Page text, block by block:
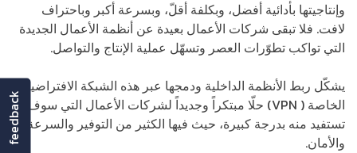
وإنتاجيتها بأدائية أفضل، وبكلفة أقلّ، وبسرعة أكبر وباحتراف
لافت. فلا تبقى شركات الأعمال بعيدة عن أنظمة الأعمال الجديدة
التي تواكب تطوّرات العصر وتسهّل عملية الإنتاج والتواصل.
يشكّل ربط الأنظمة الداخلية ودمجها عبر هذه الشبكة الافتراضية
الخاصة ( VPN) حلّا مبتكراً وجديداً لشركات الأعمال التي سوف
تستفيد منه بدرجة كبيرة، حيث فيها الكثير من التوفير والسرعة
والأمان.
feedback